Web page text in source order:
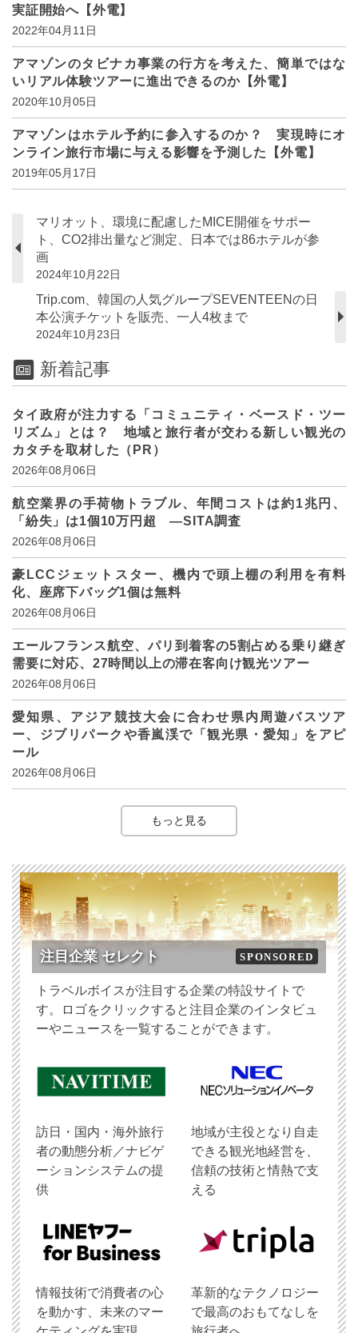
実証開始へ【外電】
2022年04月11日
アマゾンのタビナカ事業の行方を考えた、簡単ではな
いリアル体験ツアーに進出できるのか【外電】
2020年10月05日
アマゾンはホテル予約に参入するのか？ 実現時にオ
ンライン旅行市場に与える影響を予測した【外電】
2019年05月17日
マリオット、環境に配慮したMICE開催をサポー
ト、CO2排出量など測定、日本では86ホテルが参
画
2024年10月22日
Trip.com、韓国の人気グループSEVENTEENの日
本公演チケットを販売、一人4枚まで
2024年10月23日
新着記事
タイ政府が注力する「コミュニティ・ベースド・ツー
リズム」とは？ 地域と旅行者が交わる新しい観光の
カタチを取材した（PR）
2026年08月06日
航空業界の手荷物トラブル、年間コストは約1兆円、
「紛失」は1個10万円超 ―SITA調査
2026年08月06日
豪LCCジェットスター、機内で頭上棚の利用を有料
化、座席下バッグ1個は無料
2026年08月06日
エールフランス航空、パリ到着客の5割占める乗り継ぎ
需要に対応、27時間以上の滞在客向け観光ツアー
2026年08月06日
愛知県、アジア競技大会に合わせ県内周遊バスツア
ー、ジブリパークや香嵐渓で「観光県・愛知」をアピ
ール
2026年08月06日
もっと見る
注目企業 セレクト SPONSORED
トラベルボイスが注目する企業の特設サイトで
す。ロゴをクリックすると注目企業のインタビュ
ーやニュースを一覧することができます。
訪日・国内・海外旅行
者の動態分析／ナビゲ
ーションシステムの提
供
地域が主役となり自走
できる観光地経営を、
信頼の技術と情熱で支
える
情報技術で消費者の心
を動かす、未来のマー
革新的なテクノロジー
で最高のおもてなしを